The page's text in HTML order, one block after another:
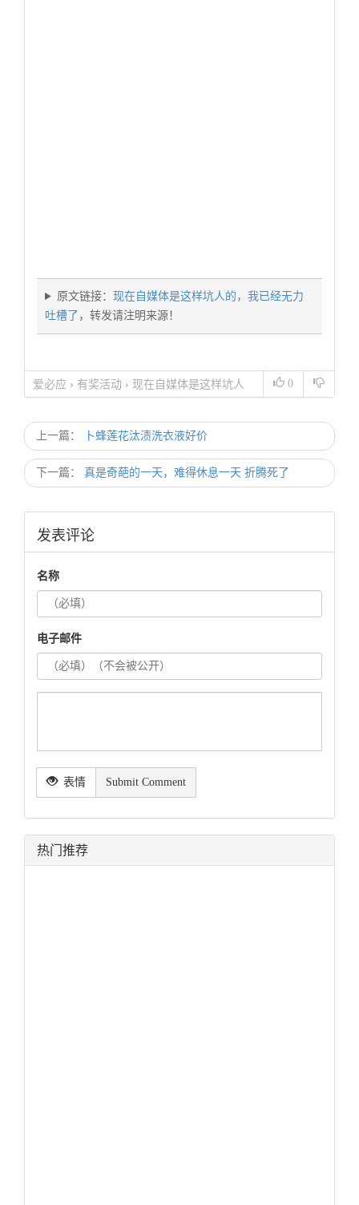
原文链接： 现在自媒体是这样坑人的，我已经无力
吐槽了 ，转发请注明来源！
0
爱必应 › 有奖活动 › 现在自媒体是这样坑人
上一篇： 卜蜂莲花汰渍洗衣液好价
下一篇： 真是奇葩的一天，难得休息一天 折腾死了
发表评论
名称
电子邮件
表情 Submit Comment
热门推荐